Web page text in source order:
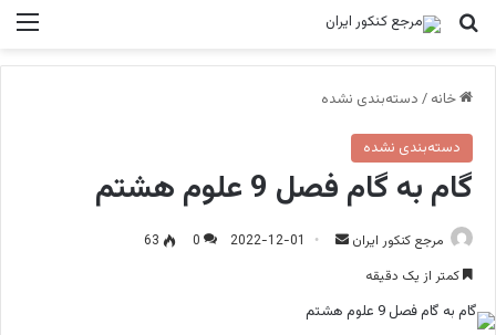
جستجو برای
خانه / دسته‌بندی نشده
دسته‌بندی نشده
گام به گام فصل 9 علوم هشتم
مرجع کنکور ایران
ارسال
2022-12-01
0
63
کمتر از یک دقیقه